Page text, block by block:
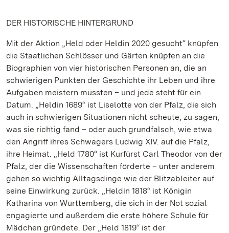
DER HISTORISCHE HINTERGRUND
Mit der Aktion „Held oder Heldin 2020 gesucht“ knüpfen
die Staatlichen Schlösser und Gärten knüpfen an die
Biographien von vier historischen Personen an, die an
schwierigen Punkten der Geschichte ihr Leben und ihre
Aufgaben meistern mussten – und jede steht für ein
Datum. „Heldin 1689“ ist Liselotte von der Pfalz, die sich
auch in schwierigen Situationen nicht scheute, zu sagen,
was sie richtig fand – oder auch grundfalsch, wie etwa
den Angriff ihres Schwagers Ludwig XIV. auf die Pfalz,
ihre Heimat. „Held 1780“ ist Kurfürst Carl Theodor von der
Pfalz, der die Wissenschaften förderte – unter anderem
gehen so wichtig Alltagsdinge wie der Blitzableiter auf
seine Einwirkung zurück. „Heldin 1818“ ist Königin
Katharina von Württemberg, die sich in der Not sozial
engagierte und außerdem die erste höhere Schule für
Mädchen gründete. Der „Held 1819“ ist der